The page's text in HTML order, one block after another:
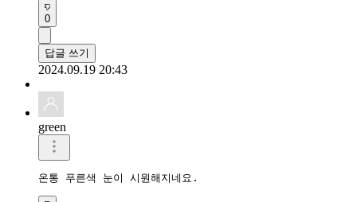
0
답글 쓰기
2024.09.19 20:43
green
온통 푸른색 눈이 시원해지네요.